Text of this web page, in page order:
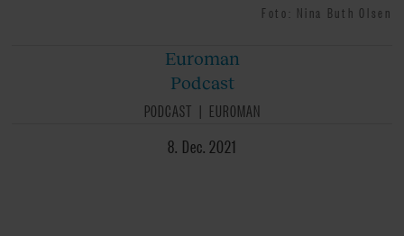
Foto: Nina Buth Olsen
Euroman
Podcast
PODCAST
EUROMAN
8. Dec. 2021